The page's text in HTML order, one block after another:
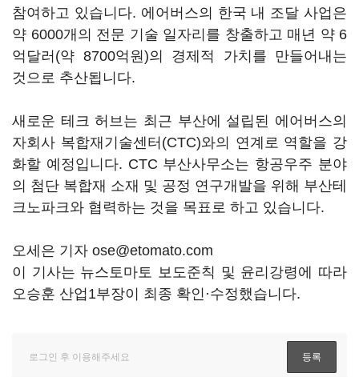
참여하고 있습니다. 에어버스의 한국 내 조달 사업은
약 6000개의 전문 기술 일자리를 창출하고 매년 약 6
억달러(약 8700억원)의 경제적 가치를 만들어내는
것으로 추산됩니다.
새로운 테크 허브는 최근 부산에 설립된 에어버스의
자회사 복합재기술센터(CTC)와의 연계로 역할을 강
화할 예정입니다. CTC 부산사무소는 항공우주 분야
의 첨단 복합재 소재 및 공정 연구개발을 위해 부산테
크노파크와 협력하는 것을 목표로 하고 있습니다.
오세은 기자 ose@etomato.com
이 기사는 뉴스토마토 보도준칙 및 윤리강령에 따라
오승훈 산업1부장이 최종 확인·수정했습니다.